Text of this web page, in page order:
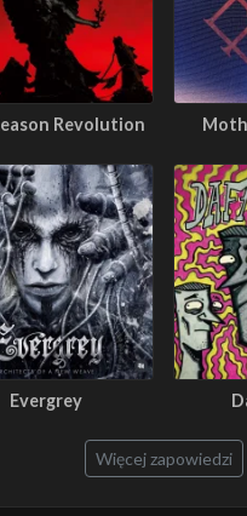
Revolution
Evergrey
Więcej zapowiedzi